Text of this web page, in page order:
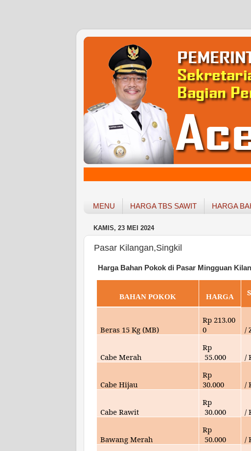
MENU HARGA TBS SAWIT HARGA
KAMIS, 23 MEI 2024
Pasar Kilangan,Singkil
Harga Bahan Pokok di Pasar Mingguan
BAHAN POKOK HARGA
Beras 15 Kg (MB)
Rp 213.00
0
/
Cabe Merah
Rp
55.000
/
Cabe Hijau
Rp
30.000 /
Cabe Rawit
Rp
30.000 /
Bawang Merah
Rp
50.000 /